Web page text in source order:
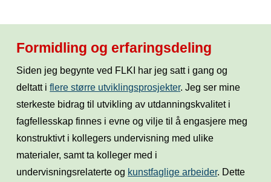
Formidling og erfaringsdeling
Siden jeg begynte ved FLKI har jeg satt i gang og
deltatt iflere større utviklingsprosjekter.Jegser mine
sterkeste bidrag til utvikling av utdanningskvalitet i
fagfellesskap finnes i evne og vilje til å engasjere meg
konstruktivt i kollegers undervisning med ulike
materialer, samtta kolleger med i
undervisningsrelaterte og kunstfaglige arbeider. Dette